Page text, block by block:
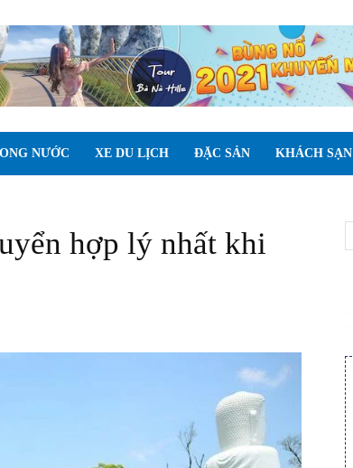
NƯỚC XE DU LỊCH ĐẶC SẢN KHÁCH SẠN
hợp lý nhất khi